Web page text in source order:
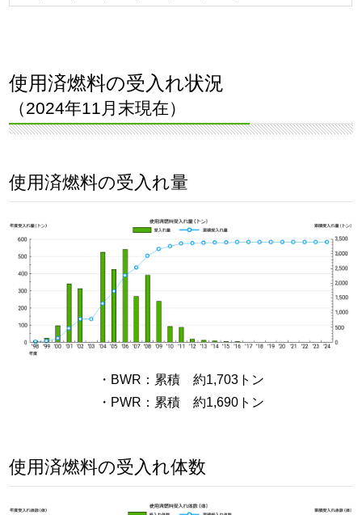
使用済燃料の受入れ状況
（2024年11月末現在）
使用済燃料の受入れ量
・BWR：累積 約1,703トン
・PWR：累積 約1,690トン
使用済燃料の受入れ体数